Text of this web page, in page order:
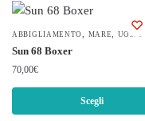
ABBIGLIAMENTO MARE UOMO
Sun 68 Boxer
70,00€
Scegli
Questo
prodotto
ha
più
varianti.